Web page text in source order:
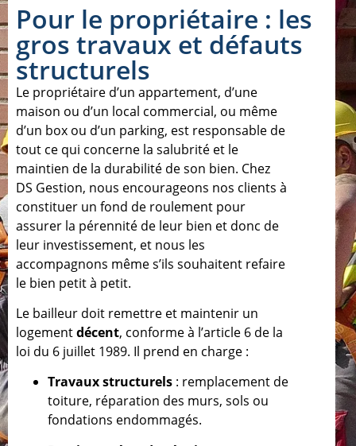
Pour le propriétaire : les
gros travaux et défauts
structurels
Le propriétaire d’un appartement, d’une
maison ou d’un local commercial, ou même
d’un box ou d’un parking, est responsable de
tout ce qui concerne la salubrité et le
maintien de la durabilité de son bien. Chez
DS Gestion, nous encourageons nos clients à
constituer un fond de roulement pour
assurer la pérennité de leur bien et donc de
leur investissement, et nous les
accompagnons même s’ils souhaitent refaire
le bien petit à petit.
Le bailleur doit remettre et maintenir un
logementdécent, conforme à l’article 6 de la
loi du 6 juillet 1989. Il prend en charge :
Travaux structurels : remplacement de
toiture, réparation des murs, sols ou
fondations endommagés.